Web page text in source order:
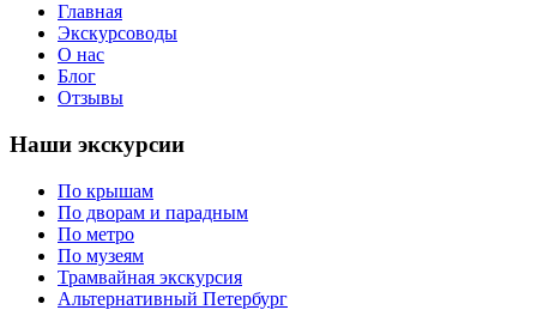
Главная
Экскурсоводы
О нас
Блог
Отзывы
Наши экскурсии
По крышам
По дворам и парадным
По метро
По музеям
Трамвайная экскурсия
Альтернативный Петербург